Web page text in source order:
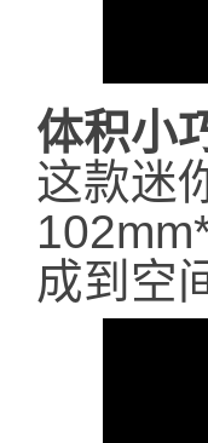
体积小
这款迷
成到空